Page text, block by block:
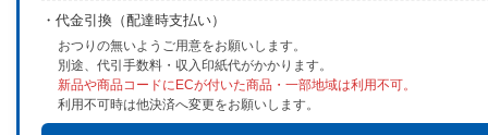
・代金引換（配達時支払い）
おつりの無いようご用意をお願いします。
別途、代引手数料・収入印紙代がかかります。
新品や商品コードにECが付いた商品・一部地域は利用不可。
利用不可時は他決済へ変更をお願いします。